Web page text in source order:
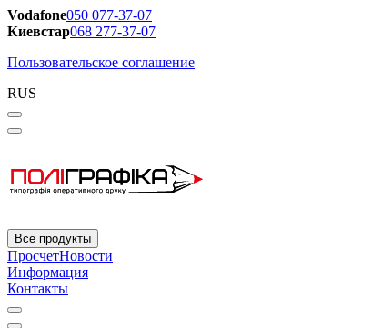
Vodafone050 077-37-07
Киевстар068 277-37-07
Пользовательское соглашение
RUS
Все продукты
ПросчетНовости
Информация
Контакты